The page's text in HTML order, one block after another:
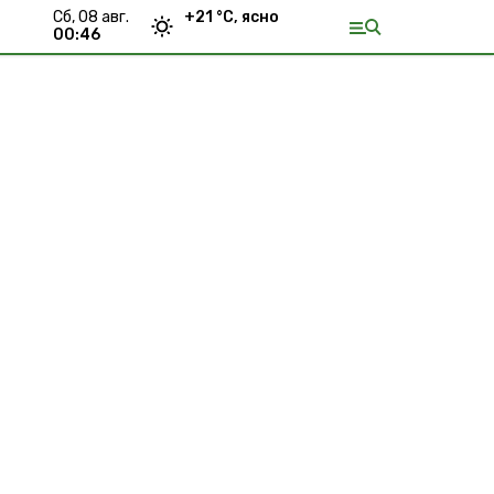
сб, 08 авг.
00:46
+21 °С, ясно